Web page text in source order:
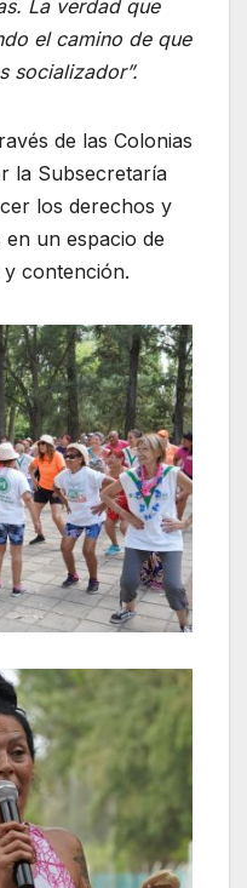
La verdad que
el camino de que
socializador”.
de las Colonias
la Subsecretaría
los derechos y
un espacio de
contención.